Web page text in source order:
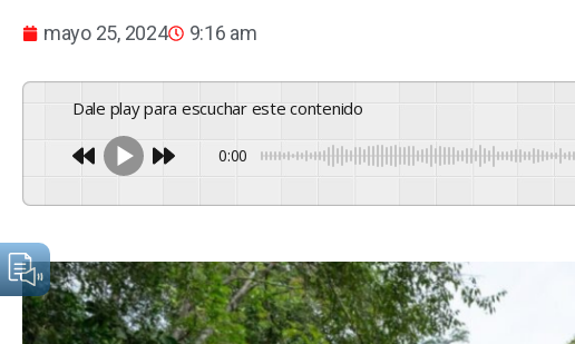
mayo 25, 2024 9:16 am
Dale play para escuchar este contenido
0:00